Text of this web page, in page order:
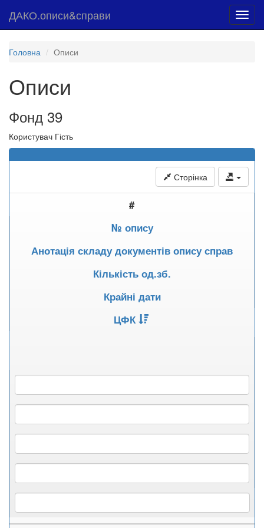
ДАКО.описи&справи
Головна Описи
Описи
Фонд 39
Користувач Гість
Сторінка
#
№ опису
Анотація складу документів опису справ
Кількість од.зб.
Крайні дати
ЦФК